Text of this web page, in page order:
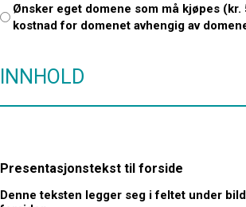
Ønsker eget domene som må kjøpes (kr.
kostnad for domenet avhengig av
INNHOLD
Presentasjonstekst til forside
Denne teksten legger seg i feltet under